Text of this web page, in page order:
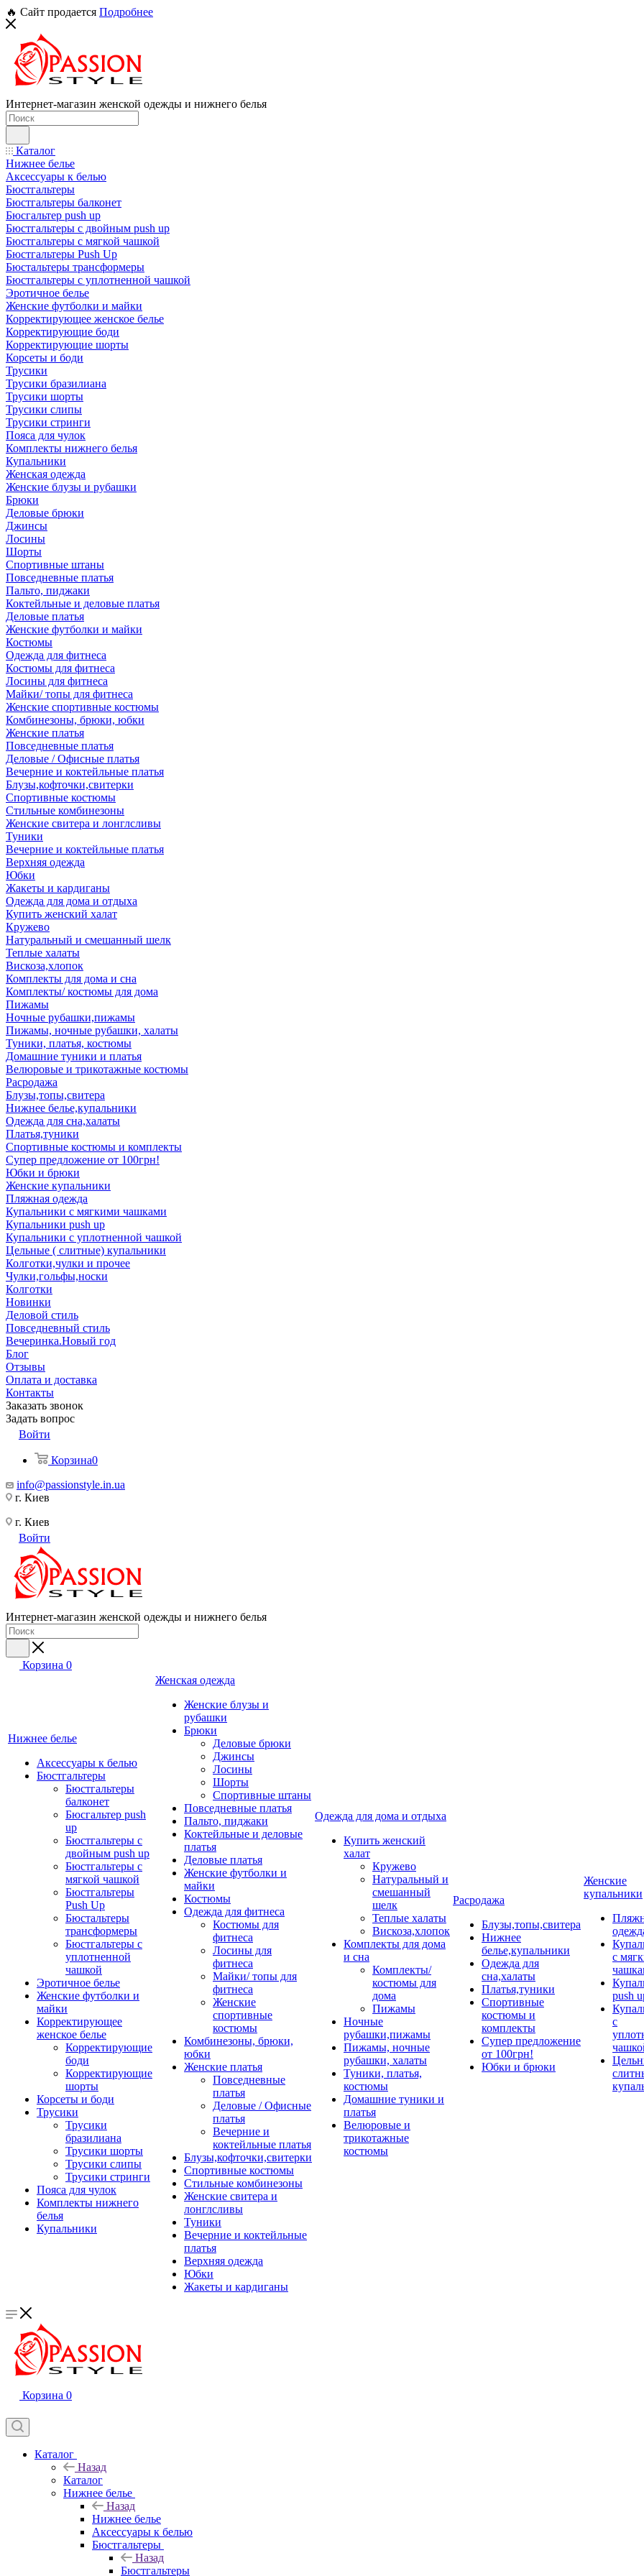
🔥 Сайт продается Подробнее
Интернет-магазин женской одежды и нижнего белья
Каталог
Нижнее белье
Аксессуары к белью
Бюстгальтеры
Бюстгальтеры балконет
Бюсгальтер push up
Бюстгальтеры с двойным push up
Бюстгальтеры с мягкой чашкой
Бюстгальтеры Push Up
Бюстальтеры трансформеры
Бюстгальтеры с уплотненной чашкой
Эротичное белье
Женские футболки и майки
Корректирующее женское белье
Корректирующие боди
Корректирующие шорты
Корсеты и боди
Трусики
Трусики бразилиана
Трусики шорты
Трусики слипы
Трусики стринги
Пояса для чулок
Комплекты нижнего белья
Купальники
Женская одежда
Женские блузы и рубашки
Брюки
Деловые брюки
Джинсы
Лосины
Шорты
Спортивные штаны
Повседневные платья
Пальто, пиджаки
Коктейльные и деловые платья
Деловые платья
Женские футболки и майки
Костюмы
Одежда для фитнеса
Костюмы для фитнеса
Лосины для фитнеса
Майки/ топы для фитнеса
Женские спортивные костюмы
Комбинезоны, брюки, юбки
Женские платья
Повседневные платья
Деловые / Офисные платья
Вечерние и коктейльные платья
Блузы,кофточки,свитерки
Спортивные костюмы
Стильные комбинезоны
Женские свитера и лонглсливы
Туники
Вечерние и коктейльные платья
Верхняя одежда
Юбки
Жакеты и кардиганы
Одежда для дома и отдыха
Купить женский халат
Кружево
Натуральный и смешанный шелк
Теплые халаты
Вискоза,хлопок
Комплекты для дома и сна
Комплекты/ костюмы для дома
Пижамы
Ночные рубашки,пижамы
Пижамы, ночные рубашки, халаты
Туники, платья, костюмы
Домашние туники и платья
Велюровые и трикотажные костюмы
Расродажа
Блузы,топы,свитера
Нижнее белье,купальники
Одежда для сна,халаты
Платья,туники
Спортивные костюмы и комплекты
Супер предложение от 100грн!
Юбки и брюки
Женские купальники
Пляжная одежда
Купальники с мягкими чашками
Купальники push up
Купальники с уплотненной чашкой
Цельные ( слитные) купальники
Колготки,чулки и прочее
Чулки,гольфы,носки
Колготки
Новинки
Деловой стиль
Повседневный стиль
Вечеринка.Новый год
Блог
Отзывы
Оплата и доставка
Контакты
Заказать звонок
Задать вопрос
Войти
Корзина0
info@passionstyle.in.ua
г. Киев
г. Киев
Войти
Интернет-магазин женской одежды и нижнего белья
Корзина 0
Нижнее белье
Аксессуары к белью
Бюстгальтеры
Бюстгальтеры
балконет
Бюсгальтер push
up
Бюстгальтеры с
двойным push up
Бюстгальтеры с
мягкой чашкой
Бюстгальтеры
Push Up
Бюстальтеры
трансформеры
Бюстгальтеры с
уплотненной
чашкой
Эротичное белье
Женские футболки и
майки
Корректирующее
женское белье
Корректирующие
боди
Корректирующие
шорты
Корсеты и боди
Трусики
Трусики
бразилиана
Трусики шорты
Трусики слипы
Трусики стринги
Пояса для чулок
Комплекты нижнего
белья
Купальники
Женская одежда
Женские блузы и
рубашки
Брюки
Деловые брюки
Джинсы
Лосины
Шорты
Спортивные штаны
Повседневные платья
Пальто, пиджаки
Коктейльные и деловые
платья
Деловые платья
Женские футболки и
майки
Костюмы
Одежда для фитнеса
Костюмы для
фитнеса
Лосины для
фитнеса
Майки/ топы для
фитнеса
Женские
спортивные
костюмы
Комбинезоны, брюки,
юбки
Женские платья
Повседневные
платья
Деловые / Офисные
платья
Вечерние и
коктейльные платья
Блузы,кофточки,свитерки
Спортивные костюмы
Стильные комбинезоны
Женские свитера и
лонглсливы
Туники
Вечерние и коктейльные
платья
Верхняя одежда
Юбки
Жакеты и кардиганы
Одежда для дома и отдыха
Купить женский
халат
Кружево
Натуральный и
смешанный
шелк
Теплые халаты
Вискоза,хлопок
Комплекты для дома
и сна
Комплекты/
костюмы для
дома
Пижамы
Ночные
рубашки,пижамы
Пижамы, ночные
рубашки, халаты
Туники, платья,
костюмы
Домашние туники и
платья
Велюровые и
трикотажные
костюмы
Расродажа
Блузы,топы,свитера
Нижнее
белье,купальники
Одежда для
сна,халаты
Платья,туники
Спортивные
костюмы и
комплекты
Супер предложение
от 100грн!
Юбки и брюки
Женские
купальники
с
push
с
Корзина 0
Каталог
Назад
Каталог
Нижнее белье
Назад
Нижнее белье
Аксессуары к белью
Бюстгальтеры
Назад
Бюстгальтеры